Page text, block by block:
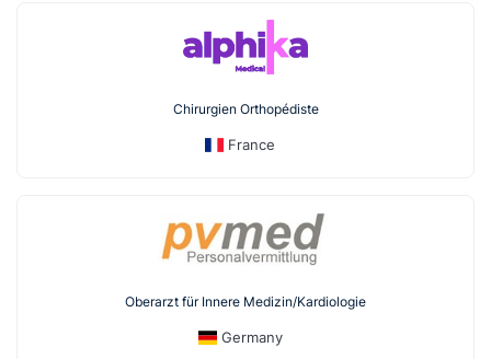
Chirurgien Orthopédiste
France
Oberarzt für Innere Medizin/Kardiologie
Germany